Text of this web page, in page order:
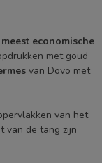
meest economische
met goud
van Dovo met
van het
van de tang zijn